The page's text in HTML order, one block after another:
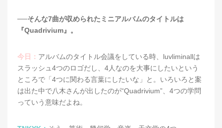
──そんな7曲が収められたミニアルバムのタイトルは
『Quadrivium』。
今日： アルバムのタイトル会議をしている時、luvliminallは
スラッシュ4つのロゴだし、4人なのを大事にしたいという
ところで「4つに関わる言葉にしたいな」と。いろいろと案
は出た中で八木さんが出したのが“Quadrivium”、4つの学問
っていう意味だよね。